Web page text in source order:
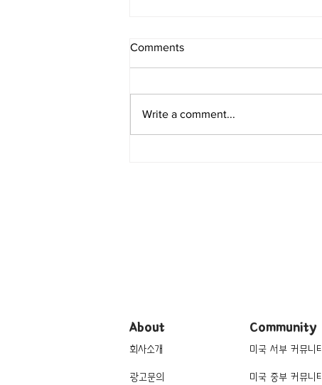
Comments
Write a comment...
About
회사소개
광고문의
Community
미국 서부 커뮤니티
미국 중부 커뮤니티